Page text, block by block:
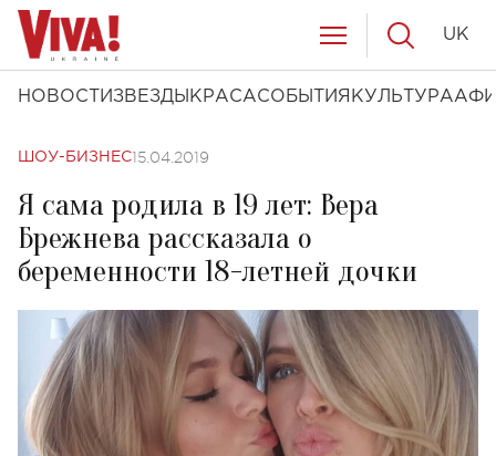
НОВОСТИ ЗВЕЗДЫ КРАСАСОБЫТИЯ КУЛЬТУРА
UK
ШОУ-БИЗНЕС15.04.2019
Я сама родила в 19 лет: Вера
Брежнева рассказала о
беременности 18-летней дочки